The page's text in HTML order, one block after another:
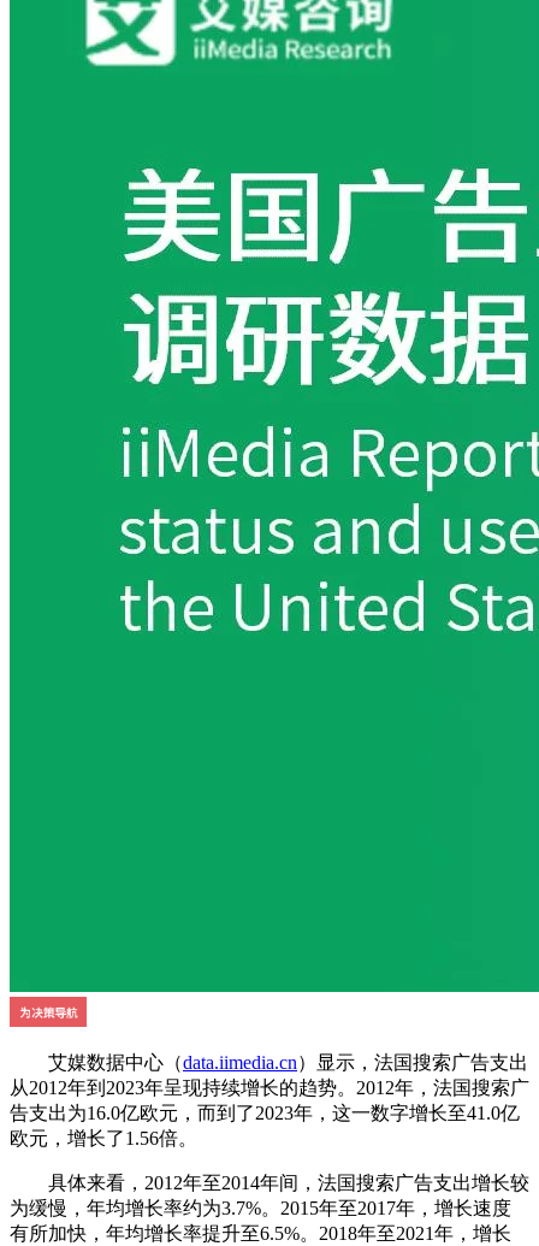
艾媒数据中心（data.iimedia.cn）显示，法国搜索广告支出
从2012年到2023年呈现持续增长的趋势。2012年，法国搜索广
告支出为16.0亿欧元，而到了2023年，这一数字增长至41.0亿
欧元，增长了1.56倍。
具体来看，2012年至2014年间，法国搜索广告支出增长较
为缓慢，年均增长率约为3.7%。2015年至2017年，增长速度
有所加快，年均增长率提升至6.5%。2018年至2021年，增长